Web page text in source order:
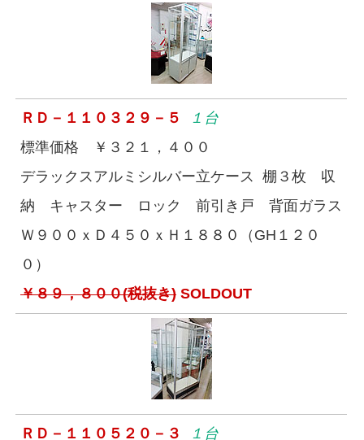
ＲＤ－１１０３２９－５
１台
標準価格 ￥３２１，４００
デラックスアルミシルバー立ケース 棚３枚 収
納 キャスター ロック 前引き戸 背面ガラス
Ｗ９００ｘＤ４５０ｘＨ１８８０（GH１２０
０）
￥８９，８００(税抜き) SOLDOUT
ＲＤ－１１０５２０－３
１台